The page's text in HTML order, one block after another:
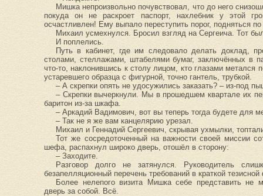
Мишка непроизвольно почувствовал, что до него
покуда он не раскроет паспорт, нахлебник у этой
осчастливлен! Ему выпало переступить порог, подняться
Михаил усмехнулся. Бросил взгляд на Сергеича. Тот
И поплелись.
Путь в кабинет, где им следовало делать доклад,
столами, стеллажами, штабелями бумаг, заключённых в
что-то, наклонившись к столу лицом, кто глазами метался
устаревшего образца с фигурной, точно гантель, трубкой.
– А скрепки опять не удосужились заказать? – из-под
– Скрепки вычеркнули. Мы в прошедшем квартале их
баритон из-за шкафа.
– Аркадий Вадимович, вот вы теперь тогда будете для
– Так не я же вам канцелярию урезал.
Михаил и Геннадий Сергеевич, скрывая ухмылки,
Тот же сосредоточенный на важности своей миссии
шефа, распахнул широко дверь, отошёл в сторону:
– Заходите.
Разговор долго не затянулся. Руководитель
безапелляционный перечень требований в краткой
Более нелепого визита Мишка себе представить не
дверь за собой. Всё.